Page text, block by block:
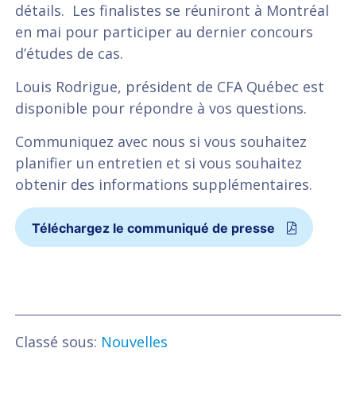
détails. Les finalistes se réuniront à Montréal
en mai pour participer au dernier concours
d’études de cas.
Louis Rodrigue, président de CFA Québec est
disponible pour répondre à vos questions.
Communiquez avec nous si vous souhaitez
planifier un entretien et si vous souhaitez
obtenir des informations supplémentaires.
Téléchargez le communiqué de presse
Classé sous: Nouvelles